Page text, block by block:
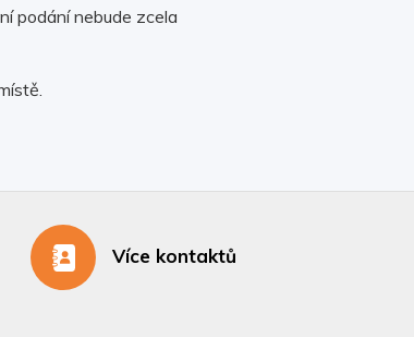
podání nebude zcela
Více kontaktů